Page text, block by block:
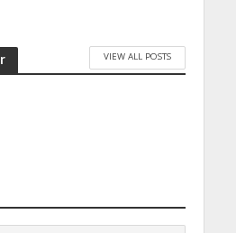
VIEW ALL POSTS